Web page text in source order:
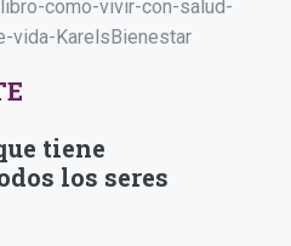
tiene
los seres